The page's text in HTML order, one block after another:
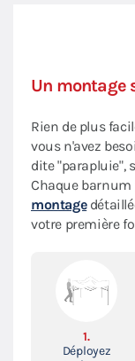
Un montage
Rien de plus
vous n'avez
dite "parapluie",
Chaque barnum
montage
votre première
1.
Déployez